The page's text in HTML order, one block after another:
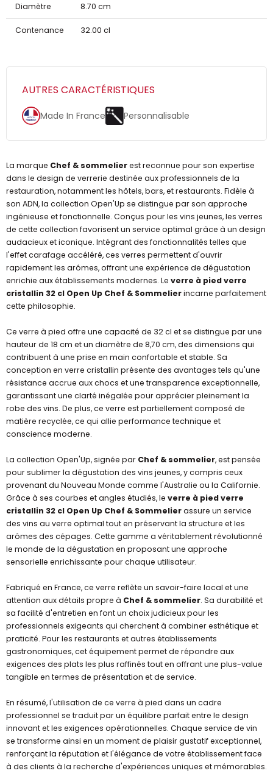
Diamètre 8.70 cm
Contenance 32.00 cl
AUTRES CARACTÉRISTIQUES
Made In France Personnalisable
La marque Chef & sommelierest reconnue pour son expertise
dans le design de verrerie destinée aux professionnels de la
restauration, notamment les hôtels, bars, et restaurants. Fidèle à
son ADN, la collection Open'Up se distingue par son approche
ingénieuse et fonctionnelle. Conçus pour les vins jeunes, les verres
de cette collection favorisent un service optimal grâce à un design
audacieux et iconique. Intégrant des fonctionnalités telles que
l'effet carafage accéléré, ces verres permettent d'ouvrir
rapidement les arômes, offrant une expérience de dégustation
enrichie aux établissements modernes. Le verre à pied verre
cristallin 32 cl Open Up Chef & Sommelierincarne parfaitement
cette philosophie.
Ce verre à pied offre une capacité de 32 cl et se distingue par une
hauteur de 18 cm et un diamètre de 8,70 cm, des dimensions qui
contribuent à une prise en main confortable et stable. Sa
conception en verre cristallin présente des avantages tels qu'une
résistance accrue aux chocs et une transparence exceptionnelle,
garantissant une clarté inégalée pour apprécier pleinement la
robe des vins. De plus, ce verre est partiellement composé de
matière recyclée, ce qui allie performance technique et
conscience moderne.
La collection Open'Up, signée par Chef & sommelier, est pensée
pour sublimer la dégustation des vins jeunes, y compris ceux
provenant du Nouveau Monde comme l'Australie ou la Californie.
Grâce à ses courbes et angles étudiés, le verre à pied verre
cristallin 32 cl Open Up Chef & Sommelierassure un service
des vins au verre optimal tout en préservant la structure et les
arômes des cépages. Cette gamme a véritablement révolutionné
le monde de la dégustation en proposant une approche
sensorielle enrichissante pour chaque utilisateur.
Fabriqué en France, ce verre reflète un savoir-faire local et une
attention aux détails propre à Chef & sommelier. Sa durabilité et
sa facilité d'entretien en font un choix judicieux pour les
professionnels exigeants qui cherchent à combiner esthétique et
praticité. Pour les restaurants et autres établissements
gastronomiques, cet équipement permet de répondre aux
exigences des plats les plus raffinés tout en offrant une plus-value
tangible en termes de présentation et de service.
En résumé, l'utilisation de ce verre à pied dans un cadre
professionnel se traduit par un équilibre parfait entre le design
innovant et les exigences opérationnelles. Chaque service de vin
se transforme ainsi en un moment de plaisir gustatif exceptionnel,
renforçant la réputation et l'élégance de votre établissement face
à des clients à la recherche d'expériences uniques et mémorables.